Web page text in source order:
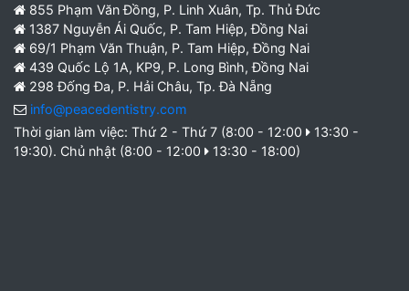
855 Phạm Văn Đồng, P. Linh Xuân, Tp. Thủ Đức
1387 Nguyễn Ái Quốc, P. Tam Hiệp, Đồng Nai
69/1 Phạm Văn Thuận, P. Tam Hiệp, Đồng Nai
439 Quốc Lộ 1A, KP9, P. Long Bình, Đồng Nai
298 Đống Đa, P. Hải Châu, Tp. Đà Nẵng
info@peacedentistry.com
Thời gian làm việc: Thứ 2 - Thứ 7 (8:00 - 12:00
13:30 -
19:30). Chủ nhật (8:00 - 12:00
13:30 - 18:00)